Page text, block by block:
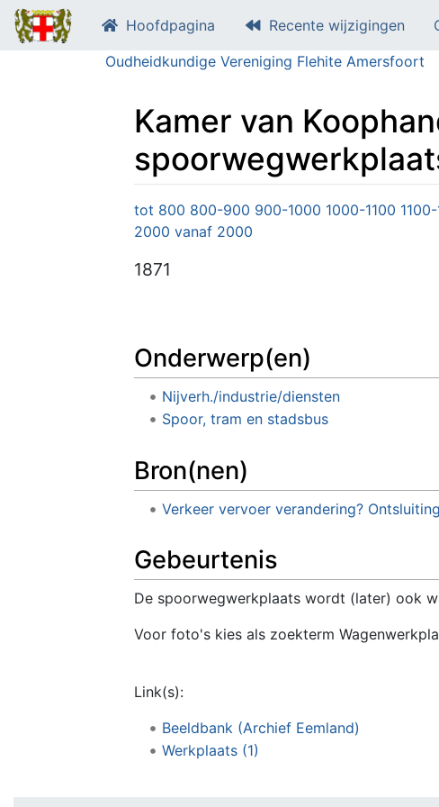
Hoofdpagina Recente wijzigingen
Oudheidkundige Vereniging Flehite Amersfoort
Kamer van
Ga naar: navigatie ,zoeken
tot 800 800-900 900-1000 1000-1100
2000 vanaf 2000
1871
Onderwerp(en)
Nijverh./industrie/diensten
Spoor, tram en stadsbus
Bron(nen)
Verkeer vervoer verandering?
Gebeurtenis
De spoorwegwerkplaats wordt (later) ook
Voor foto's kies als zoekterm
Link(s):
Beeldbank (Archief Eemland)
Werkplaats (1)